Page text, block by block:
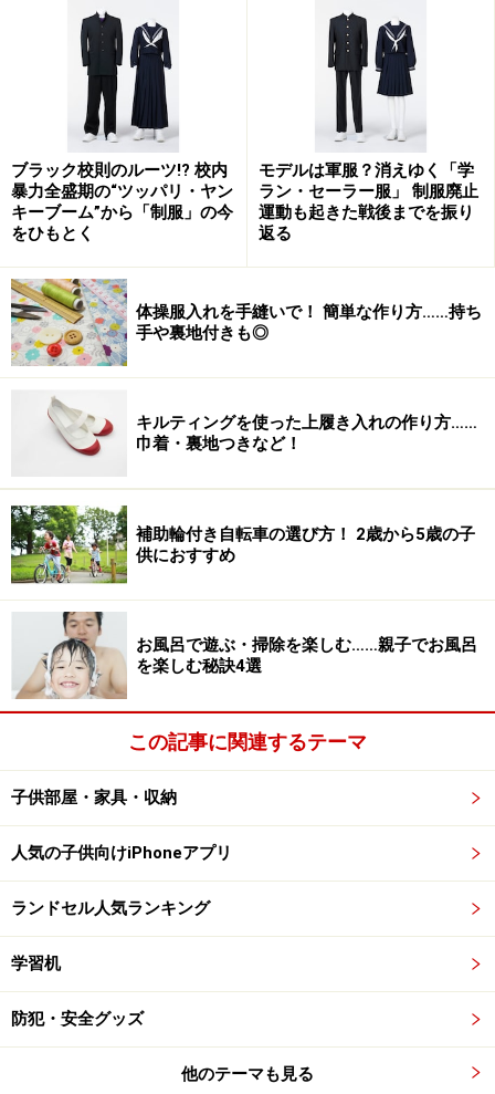
ブラック校則のルーツ!? 校内
暴力全盛期の“ツッパリ・ヤン
キーブーム”から「制服」の今
をひもとく
モデルは軍服？消えゆく「学
ラン・セーラー服」 制服廃止
運動も起きた戦後までを振り
返る
体操服入れを手縫いで！ 簡単な作り方……持ち
手や裏地付きも◎
キルティングを使った上履き入れの作り方……
巾着・裏地つきなど！
補助輪付き自転車の選び方！ 2歳から5歳の子
供におすすめ
お風呂で遊ぶ・掃除を楽しむ……親子でお風呂
を楽しむ秘訣4選
この記事に関連するテーマ
子供部屋・家具・収納
人気の子供向けiPhoneアプリ
ランドセル人気ランキング
学習机
防犯・安全グッズ
他のテーマも見る